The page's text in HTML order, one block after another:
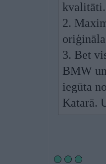
kvalitāti.
2.
3. Bet
BMW
iegūta
Katarā.